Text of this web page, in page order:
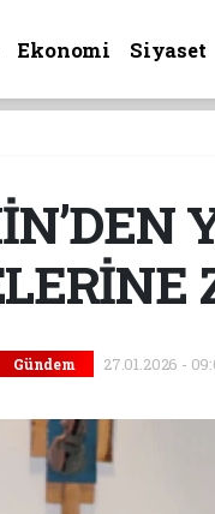
Ekonomi Siyaset
Gündem 27.01.2026 -